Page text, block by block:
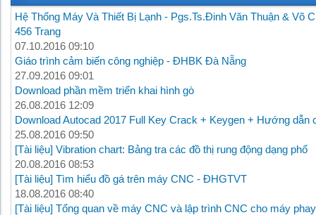
Hệ Thống Máy Và Thiết Bị Lạnh - Pgs.Ts.Đinh Văn Thuận & Võ
456 Trang
07.10.2016 09:10
Giáo trình cảm biến công nghiệp - ĐHBK Đà Nẵng
27.09.2016 09:01
Download phần mềm triển khai hình gò
26.08.2016 12:09
Download Autocad 2017 Full Key Crack + Keygen + Hướng dẫn
25.08.2016 09:50
[Tài liệu] Vibration chart: Bảng tra các đồ thị rung động dạng phổ
20.08.2016 08:53
[Tài liệu] Tìm hiểu đồ gá trên máy CNC - ĐHGTVT
18.08.2016 08:40
[Tài liệu] Tổng quan về máy CNC và lập trình CNC cho máy